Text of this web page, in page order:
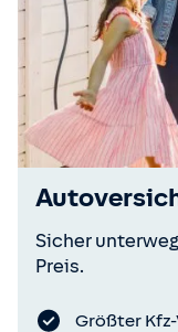
Sicher
Preis.
Größter